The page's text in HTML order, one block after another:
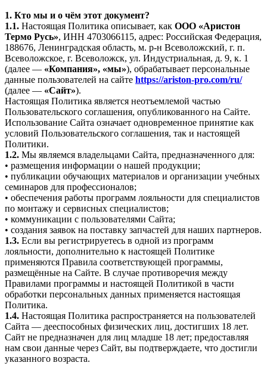
1. Кто мы и о чём этот документ?
1.1. Настоящая Политика описывает, как ООО «Аристон
Термо Русь», ИНН 4703066115, адрес: Российская Федерация,
188676, Ленинградская область, м. р-н Всеволожский, г. п.
Всеволожское, г. Всеволожск, ул. Индустриальная, д. 9, к. 1
(далее — «Компания», «мы»), обрабатывает персональные
данные пользователей на сайте https://ariston-pro.com/ru/
(далее — «Сайт»).
Настоящая Политика является неотъемлемой частью
Пользовательского соглашения, опубликованного на Сайте.
Использование Сайта означает одновременное принятие как
условий Пользовательского соглашения, так и настоящей
Политики.
1.2. Мы являемся владельцами Сайта, предназначенного для:
• размещения информации о нашей продукции;
• публикации обучающих материалов и организации учебных
семинаров для профессионалов;
• обеспечения работы программ лояльности для специалистов
по монтажу и сервисных специалистов;
• коммуникации с пользователями Сайта;
• создания заявок на поставку запчастей для наших партнеров.
1.3. Если вы регистрируетесь в одной из программ
лояльности, дополнительно к настоящей Политике
применяются Правила соответствующей программы,
размещённые на Сайте. В случае противоречия между
Правилами программы и настоящей Политикой в части
обработки персональных данных применяется настоящая
Политика.
1.4. Настоящая Политика распространяется на пользователей
Сайта — дееспособных физических лиц, достигших 18 лет.
Сайт не предназначен для лиц младше 18 лет; предоставляя
нам свои данные через Сайт, вы подтверждаете, что достигли
указанного возраста.